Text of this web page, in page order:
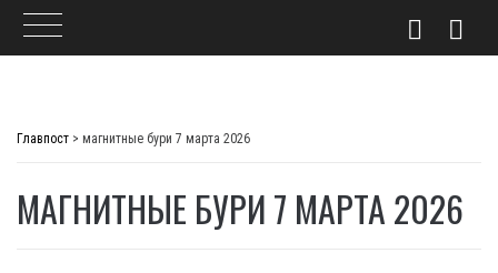
Главпост > магнитные бури 7 марта 2026
МАГНИТНЫЕ БУРИ 7 МАРТА 2026